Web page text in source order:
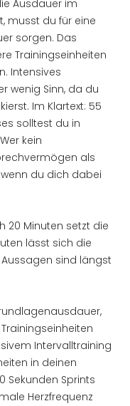
Ausdauer im
musst du für eine
sorgen. Das
Trainingseinheiten
Intensives
wenig Sinn, da du
Im Klartext: 55
solltest du in
kein
als
du dich dabei
20 Minuten setzt die
lässt sich die
sind längst
Intervalltraining
in deinen
Sekunden Sprints
Herzfrequenz